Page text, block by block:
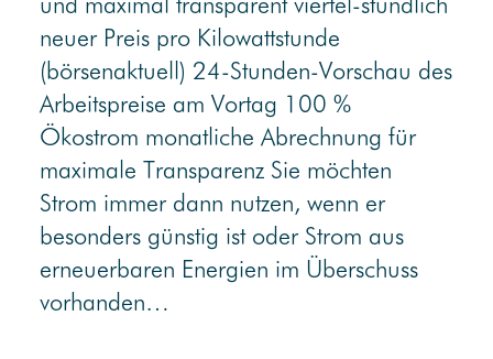
neuer Preis pro Kilowattstunde
(börsenaktuell) 24-Stunden-Vorschau des
Arbeitspreise am Vortag 100 %
Ökostrom monatliche Abrechnung für
maximale Transparenz Sie möchten
Strom immer dann nutzen, wenn er
besonders günstig ist oder Strom aus
erneuerbaren Energien im Überschuss
vorhanden…